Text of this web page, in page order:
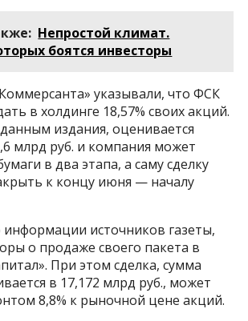
Непростой климат.
боятся инвесторы
указывали, что ФСК
в холдинге 18,57% своих акций.
издания, оценивается
млрд руб. и компания может
в два этапа, а саму сделку
к концу июня — началу
информации источников газеты,
о продаже своего пакета в
При этом сделка, сумма
в 17,172 млрд руб., может
8,8% к рыночной цене акций.